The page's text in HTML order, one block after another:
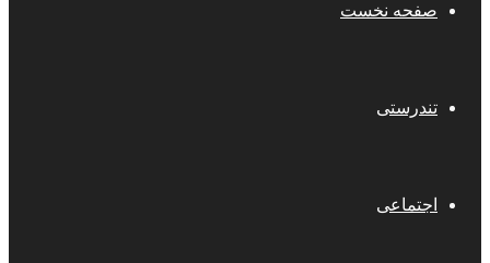
صفحه نخست
تندرستی
اجتماعی